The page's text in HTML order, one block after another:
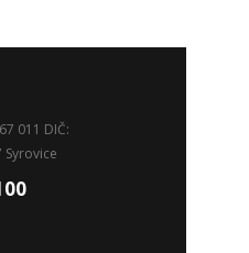
011 DIČ:
Syrovice